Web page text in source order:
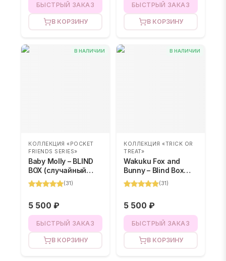
БЫСТРЫЙ ЗАКАЗ
В КОРЗИНУ
БЫСТРЫЙ ЗАКАЗ
В КОРЗИНУ
В НАЛИЧИИ
КОЛЛЕКЦИЯ «POCKET
FRIENDS SERIES»
Baby Molly – BLIND
BOX (случайный
цвет)
(31)
5 500 ₽
БЫСТРЫЙ ЗАКАЗ
В КОРЗИНУ
В НАЛИЧИИ
КОЛЛЕКЦИЯ «TRICK OR
TREAT»
Wakuku Fox and
Bunny – Blind Box
(случайный цвет)
(31)
5 500 ₽
БЫСТРЫЙ ЗАКАЗ
В КОРЗИНУ